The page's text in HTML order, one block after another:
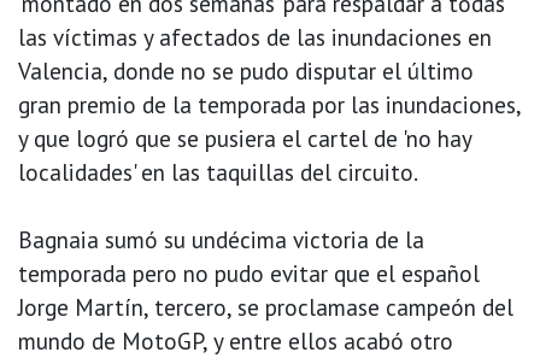
las víctimas y afectados de las inundaciones en
Valencia, donde no se pudo disputar el último
gran premio de la temporada por las inundaciones,
y que logró que se pusiera el cartel de 'no hay
localidades' en las taquillas del circuito.
Bagnaia sumó su undécima victoria de la
temporada pero no pudo evitar que el español
Jorge Martín, tercero, se proclamase campeón del
mundo de MotoGP, y entre ellos acabó otro